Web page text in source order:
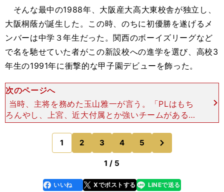
そんな最中の1988年、大阪産大高大東校舎が独立し、
大阪桐蔭が誕生した。この時、のちに初優勝を遂げるメ
ンバーは中学３年生だった。関西のボーイズリーグなど
で名を馳せていた者がこの新設校への進学を選び、高校3
年生の1991年に衝撃的な甲子園デビューを飾った。
次のページへ
当時、主将を務めた玉山雅一が言う。「PLはもち
ろんやし、上宮、近大付属とか強いチームがあるな
かで、創部4年で甲子園に出て、夏に優勝できたっ
ていうのは、僕らの世代がハマったということで
す。メンバーも何
1 2 3 4 5
のページへ
1 / 5
faceboo
k
いいね Xでポストする
line LINEで送る